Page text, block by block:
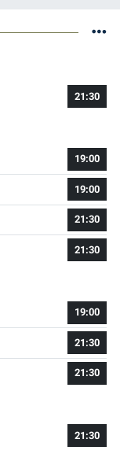
21:30
19:00
19:00
21:30
21:30
19:00
21:30
21:30
21:30